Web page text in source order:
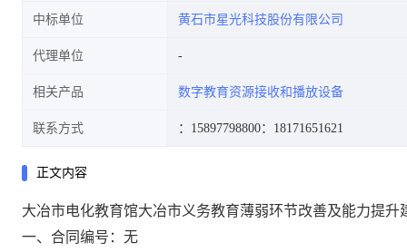
中标单位 黄石市星光科技股份有限公司
代理单位
相关产品 数字教育资源接收和播放设备
联系方式 ：15897798800：18171651621
正文内容
大冶市电化教育馆大冶市义务教育薄弱环节改善及能力提
一、合同编号： 无